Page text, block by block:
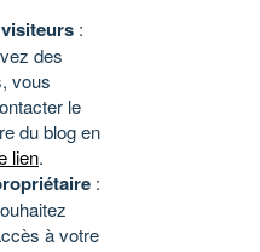
:
des
vous
le
du blog en
lien.
:
à votre